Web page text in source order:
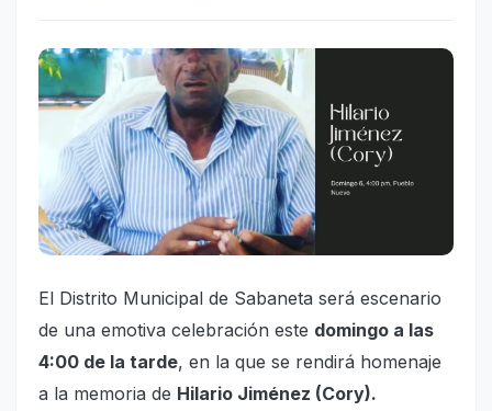
El Distrito Municipal de Sabaneta será escenario
de una emotiva celebración este domingo a las
4:00 de la tarde, en la que se rendirá homenaje
a la memoria de Hilario Jiménez (Cory).